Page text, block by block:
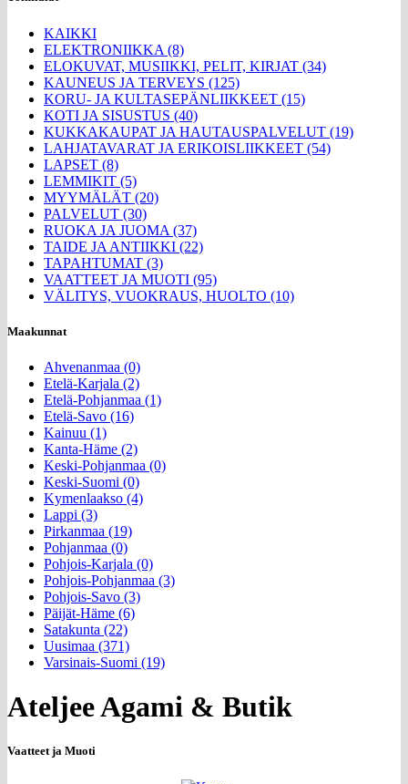
KAIKKI
ELEKTRONIIKKA (8)
ELOKUVAT, MUSIIKKI, PELIT, KIRJAT (34)
KAUNEUS JA TERVEYS (125)
KORU- JA KULTASEPÄNLIIKKEET (15)
KOTI JA SISUSTUS (40)
KUKKAKAUPAT JA HAUTAUSPALVELUT (19)
LAHJATAVARAT JA ERIKOISLIIKKEET (54)
LAPSET (8)
LEMMIKIT (5)
MYYMÄLÄT (20)
PALVELUT (30)
RUOKA JA JUOMA (37)
TAIDE JA ANTIIKKI (22)
TAPAHTUMAT (3)
VAATTEET JA MUOTI (95)
VÄLITYS, VUOKRAUS, HUOLTO (10)
Maakunnat
Ahvenanmaa (0)
Etelä-Karjala (2)
Etelä-Pohjanmaa (1)
Etelä-Savo (16)
Kainuu (1)
Kanta-Häme (2)
Keski-Pohjanmaa (0)
Keski-Suomi (0)
Kymenlaakso (4)
Lappi (3)
Pirkanmaa (19)
Pohjanmaa (0)
Pohjois-Karjala (0)
Pohjois-Pohjanmaa (3)
Pohjois-Savo (3)
Päijät-Häme (6)
Satakunta (22)
Uusimaa (371)
Varsinais-Suomi (19)
Ateljee Agami & Butik
Vaatteet ja Muoti